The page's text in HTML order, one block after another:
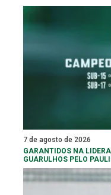
7 de agosto de 2026
GARANTIDOS NA
GUARULHOS PELO